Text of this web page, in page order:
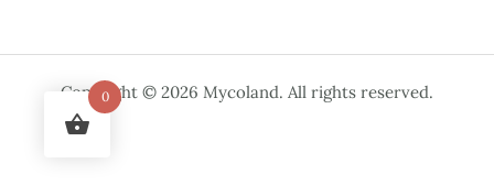
Copyright © 2026 Mycoland. All rights reserved.
0